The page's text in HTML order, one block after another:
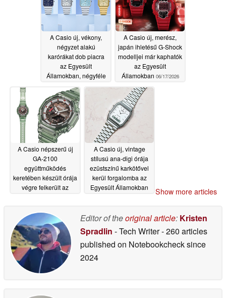
A Casio új, vékony,
négyzet alakú
karórákat dob piacra
az Egyesült
Államokban, négyféle
06/18/2026
A Casio új, merész,
japán ihletésű G-Shock
modelljei már kaphatók
az Egyesült
Államokban 06/17/2026
A Casio népszerű új
GA-2100
együttműködés
keretében készült órája
végre felkerült az
A Casio új, vintage
stílusú ana-digi órája
ezüstszínű karkötővel
kerül forgalomba az
Egyesült Államokban
Show more articles
Editor of theoriginal article: Kristen
Spradlin - Tech Writer- 260 articles
published on Notebookchecksince
2024